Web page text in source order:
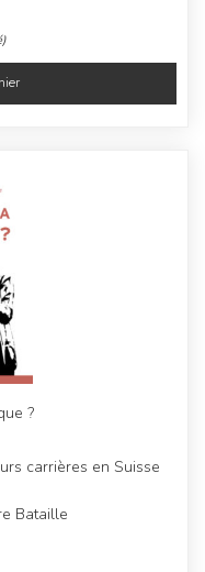
?
carrières en Suisse
Bataille